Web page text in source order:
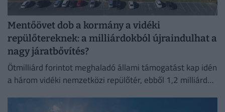
Mentőövet dob a kormány a vidéki
repülőtereknek: a milliárdokból újraindulhat a
nagy járatbővítés?
Ötmilliárd forintot meghaladó állami támogatást kap idén
a három vidéki nemzetközi repülőtér, ebből 1,2 milliárd